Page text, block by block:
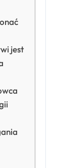
jest